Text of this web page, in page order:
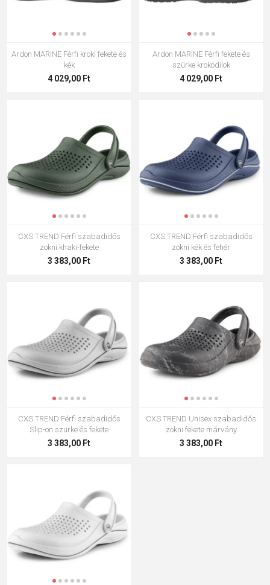
Ardon MARINE Férfi kroki fekete és
kék
4 029,00 Ft
Ardon MARINE Férfi fekete és
szürke krokodilok
4 029,00 Ft
CXS TREND Férfi szabadidős
zokni khaki-fekete
3 383,00 Ft
CXS TREND Férfi szabadidős
zokni kék és fehér
3 383,00 Ft
CXS TREND Férfi szabadidős
Slip-on szürke és fekete
3 383,00 Ft
CXS TREND Unisex szabadidős
zokni fekete márvány
3 383,00 Ft